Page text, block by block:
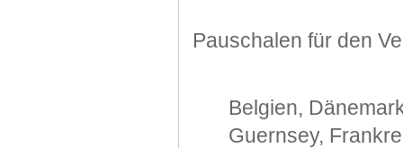
Pauschalen für den
Belgien,
Guernsey,